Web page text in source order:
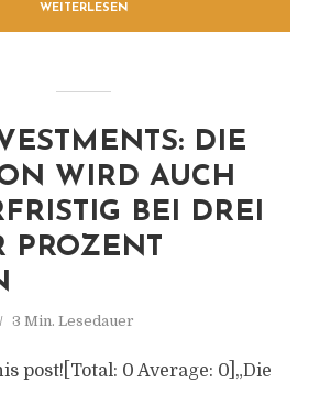
WEITERLESEN
DIE
WIRD AUCH
BEI DREI
PROZENT
3 Min. Lesedauer
post![Total: 0 Average: 0]„Die